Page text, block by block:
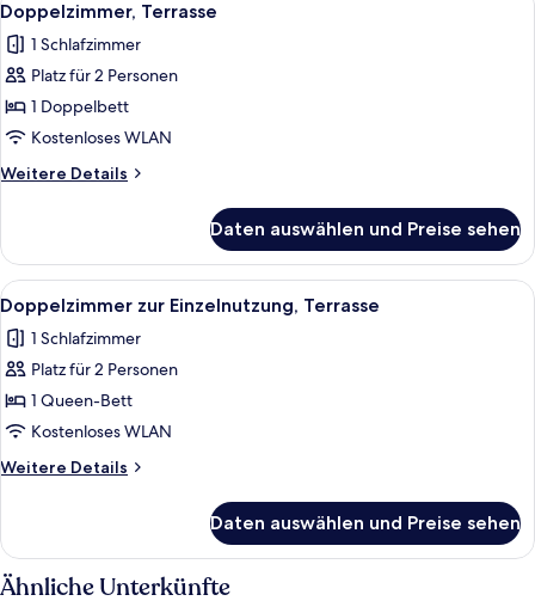
Fotos
für
Doppelzimmer,
Terrasse
anzeigen
5
Doppelzimmer, Terrasse
1 Schlafzimmer
Platz für 2 Personen
1 Doppelbett
Kostenloses WLAN
Weitere Details
Weitere
Terrasse
Daten auswählen und Preise sehen
Alle
Fotos
für
Doppelzimmer
zur
Einzelnutzung,
Terrasse
anzeigen
Ein Hotelzimmer mit Bett, Fernseher,
5
Doppelzimmer zur Einzelnutzung, Terrasse
1 Schlafzimmer
Platz für 2 Personen
1 Queen-Bett
Kostenloses WLAN
Weitere Details
Weitere
zur
Einzelnutzung,
Terrasse
Daten auswählen und Preise sehen
Ähnliche Unterkünfte